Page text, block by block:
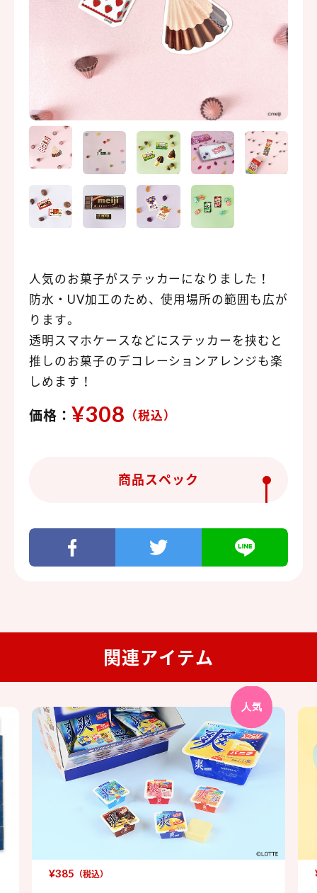
人気のお菓子がステッカーになりました！
防水・UV加工のため、使用場所の範囲も広が
ります。
透明スマホケースなどにステッカーを挟むと
推しのお菓子のデコレーションアレンジも楽
しめます！
価格： ¥308 （税込）
商品スペック
関連アイテム
人気
爽 シークレットアイス消しゴム
¥385 （税込）